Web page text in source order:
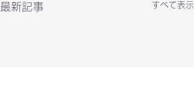
最新記事 すべて表示